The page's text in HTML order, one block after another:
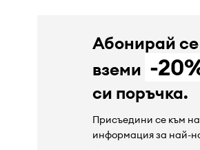
Абонирай
вземи -
си поръчка.
Присъедини се към
информация за най-